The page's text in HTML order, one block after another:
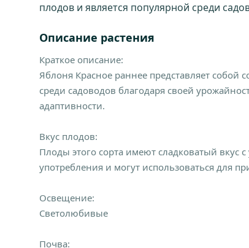
плодов и является популярной среди
Описание растения
Краткое описание:
Яблоня Красное раннее представляет собой
среди садоводов благодаря своей
адаптивности.
Вкус плодов:
Плоды этого сорта имеют сладковатый
употребления и могут использоваться для
Освещение:
Светолюбивые
Почва: